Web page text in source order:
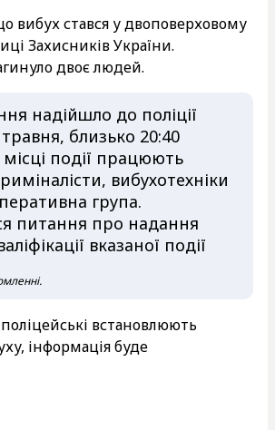
вибух стався у двоповерховому
Захисників України.
двоє людей.
надійшло до поліції
близько 20:40
події працюють
вибухотехніки
група.
питання про надання
вказаної події
встановлюють
інформація буде